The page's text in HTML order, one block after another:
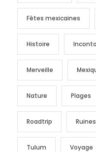
Fêtes mexicaines
Histoire
Merveille
Nature Plages
Roadtrip Ruines
Tulum Voyage